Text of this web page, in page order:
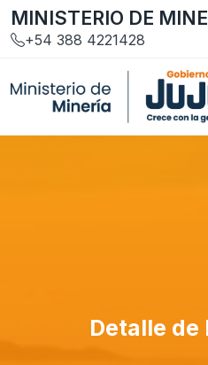
MINISTERIO DE
+54 388 4221428
Detalle de